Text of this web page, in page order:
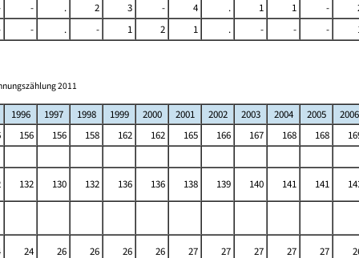
- . 2 3 - 4 . 1 1 -
- . - 1 2 1 . - - -
2011
1996 1997 1998 1999 2000 2001 2002 2003 2004 2005
2006
156 156 158 162 162 165 166 167 168 168
132 130 132 136 136 138 139 140 141 141
24 26 26 26 26 27 27 27 27 27